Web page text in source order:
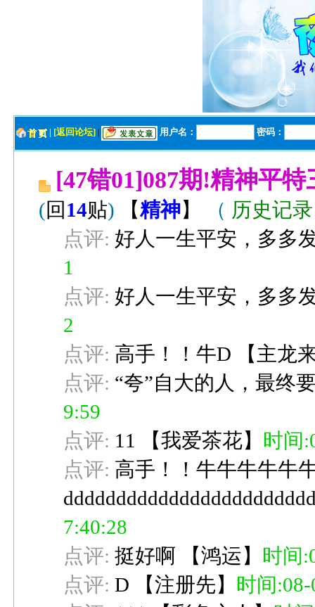
| [返回论坛] | 用户名： 密码：
[47错01]087期!精神平
(回 14贴) 【精神】 （ 历史记
点评: 好人一生平安，多多
1
点评: 好人一生平安，多多
2
点评: 高手！！牛D 【 主龙
点评: “夸”自大的人，最终
9:59
点评: 11 【我爱茶花】 时间
点评: 高手！！牛牛牛牛牛
7:40:28
点评: 挺好啊 【鸿运】 时间
点评: D 【注册先】 时间